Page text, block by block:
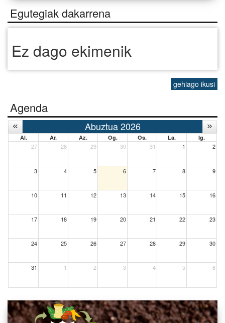
Egutegiak dakarrena
Ez dago ekimenik
gehiago ikusi
Agenda
Abuztua 2026
Al. Ar. Az. Og. Os. La. Ig.
27 28 29 30 31 1 2
3 4 5 6 7 8 9
10 11 12 13 14 15 16
17 18 19 20 21 22 23
24 25 26 27 28 29 30
31 1 2 3 4 5 6